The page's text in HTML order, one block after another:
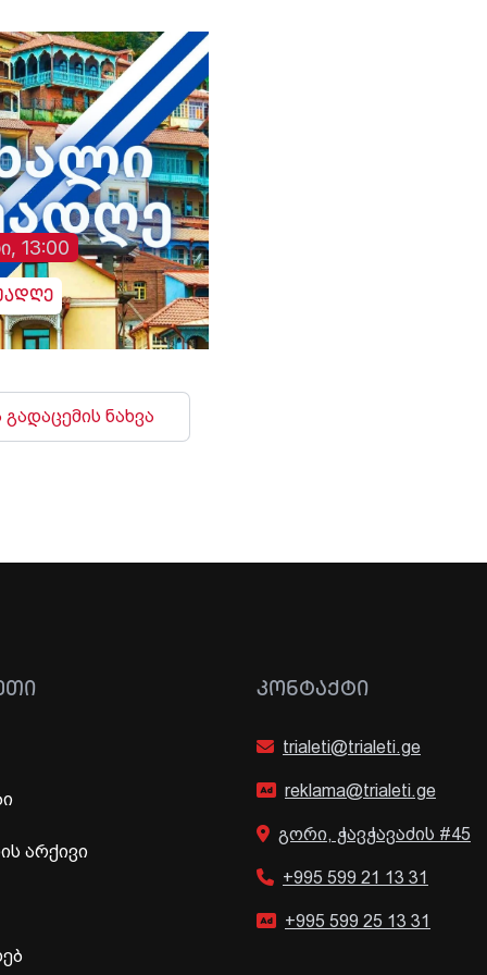
გახდნენ.
13:00
ნახვა
არქივი
ᲙᲝᲜᲢᲐᲥᲢᲘ
trialeti@trialeti.ge
reklama@trialeti.ge
გორი, ჭავჭავაძის #45
+995 599 21 13 31
+995 599 25 13 31